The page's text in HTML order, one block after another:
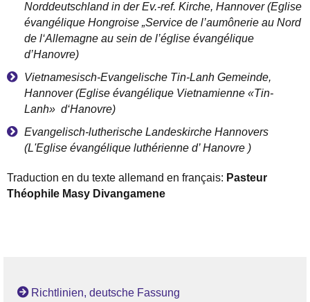
Norddeutschland in der Ev.-ref. Kirche, Hannover (Eglise
évangélique Hongroise „Service de l’aumônerie au Nord
de l‘Allemagne au sein de l’église évangélique
d’Hanovre)
Vietnamesisch-Evangelische Tin-Lanh Gemeinde,
Hannover (Eglise évangélique Vietnamienne «Tin-
Lanh» d‘Hanovre)
Evangelisch-lutherische Landeskirche Hannovers
(L'Eglise évangélique luthérienne d’Hanovre )
Traduction en du texte allemand en français: Pasteur
Théophile Masy Divangamene
Richtlinien, deutsche Fassung